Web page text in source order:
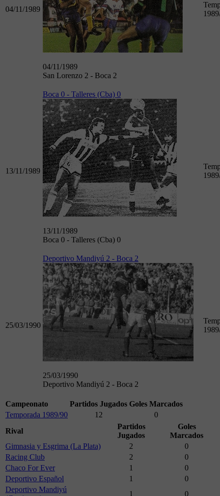
04/11/1989
04/11/1989
San Lorenzo 2 - Boca 2
13/11/1989
Boca 0 - Talleres (Cba) 0
13/11/1989
Boca 0 - Talleres (Cba) 0
25/03/1990
Deportivo Mandiyú 2 - Boca 2
25/03/1990
Deportivo Mandiyú 2 - Boca 2
Campeonato Partidos Jugados Goles Marcados
Temporada 1989/90
12
0
Rival
Partidos
Jugados
Goles
Marcados
Gimnasia y Esgrima (La Plata)
2
0
Racing Club
2
0
Chaco For Ever
1
0
Deportivo Español
1
0
Deportivo Mandiyú
1
0